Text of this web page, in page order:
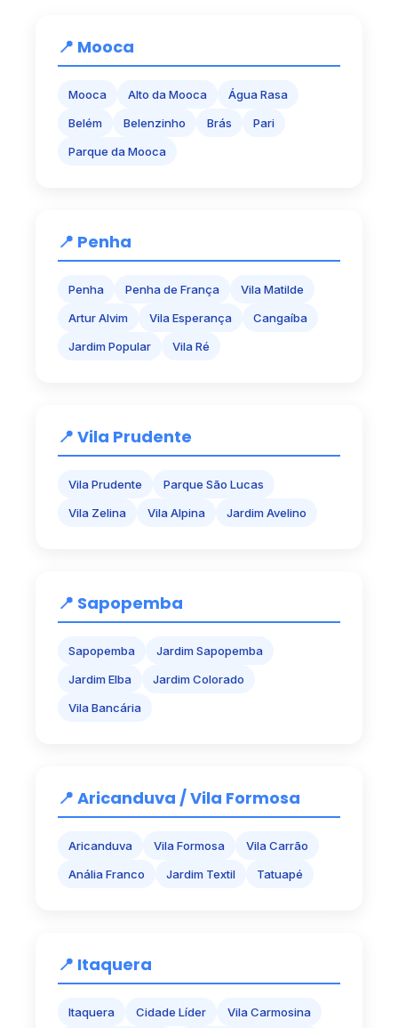
📍 Mooca
Mooca Alto da Mooca
Água Rasa
Belém
Belenzinho Brás
Pari
Parque da Mooca
📍 Penha
Penha Penha de França
Vila Matilde
Artur Alvim
Vila Esperança
Cangaíba
Jardim Popular
Vila Ré
📍 Vila Prudente
Vila Prudente
Parque São Lucas
Vila Zelina
Vila Alpina Jardim Avelino
📍 Sapopemba
Sapopemba
Jardim Sapopemba
Jardim Elba
Jardim Colorado
Vila Bancária
📍 Aricanduva / Vila Formosa
Aricanduva Vila Formosa
Vila Carrão
Anália Franco
Jardim Textil Tatuapé
📍 Itaquera
Itaquera Cidade Líder Vila Carmosina